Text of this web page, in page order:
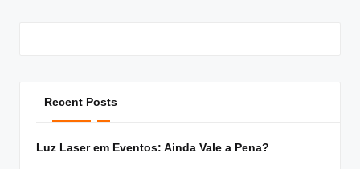
Recent Posts
Luz Laser em Eventos: Ainda Vale a Pena?